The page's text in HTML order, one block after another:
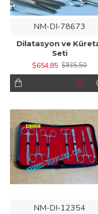
NM-DI-78673
Dilatasyon ve
Seti
$654,85 $935,50
NM-DI-12354